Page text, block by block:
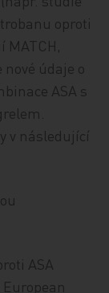
oproti
MATCH,
nové údaje o
ASA s
v následující
ASA